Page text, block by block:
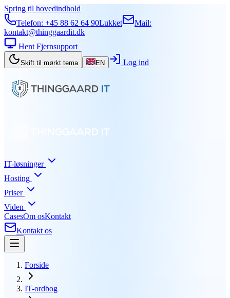
Spring til hovedindhold
Telefon: +45 88 62 64 90Lukket
Mail:
kontakt@thinggaardit.dk
Hent Fjernsupport
Skift til mørkt tema EN Log ind
IT-løsninger
Hosting
Priser
Viden
CasesOm osKontakt
Kontakt os
Forside
IT-ordbog